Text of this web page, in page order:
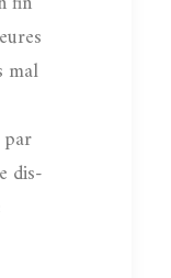
mal
par
dis-